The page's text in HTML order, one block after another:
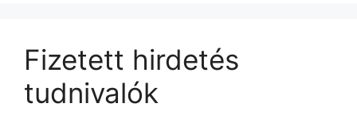
Fizetett hirdetés
tudnivalók